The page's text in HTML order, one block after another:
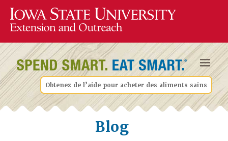
Obtenez de l’aide pour acheter des aliments sains
Blog